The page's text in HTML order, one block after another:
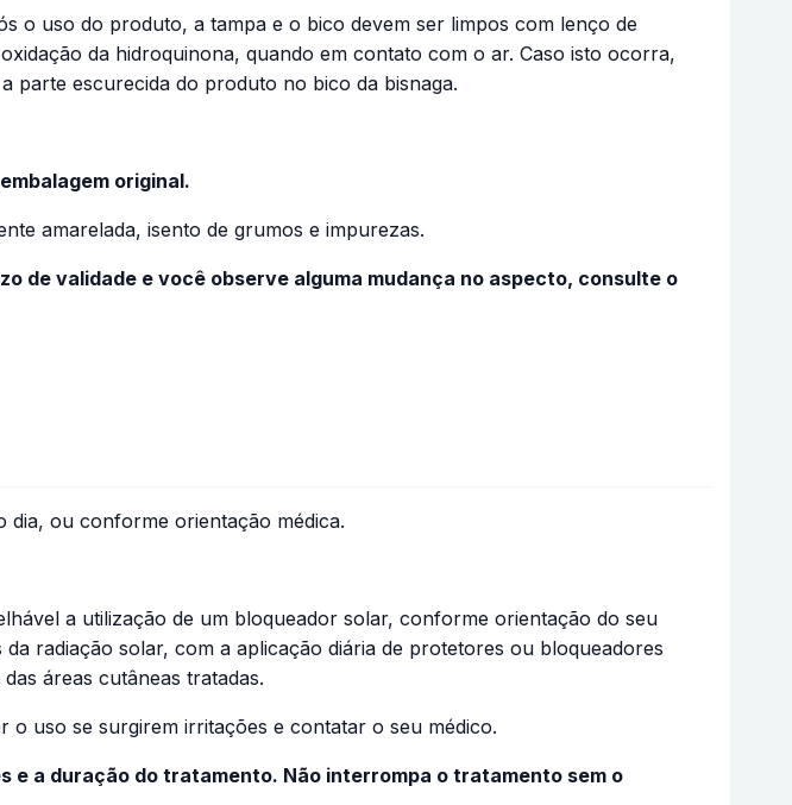
o uso do produto, a tampa e o bico devem ser limpos com lenço de
da hidroquinona, quando em contato com o ar. Caso isto ocorra,
parte escurecida do produto no bico da bisnaga.
original.
amarelada, isento de grumos e impurezas.
de validade e você observe alguma mudança no aspecto, consulte o
dia, ou conforme orientação médica.
a utilização de um bloqueador solar, conforme orientação do seu
radiação solar, com a aplicação diária de protetores ou bloqueadores
áreas cutâneas tratadas.
uso se surgirem irritações e contatar o seu médico.
e a duração do tratamento. Não interrompa o tratamento sem o